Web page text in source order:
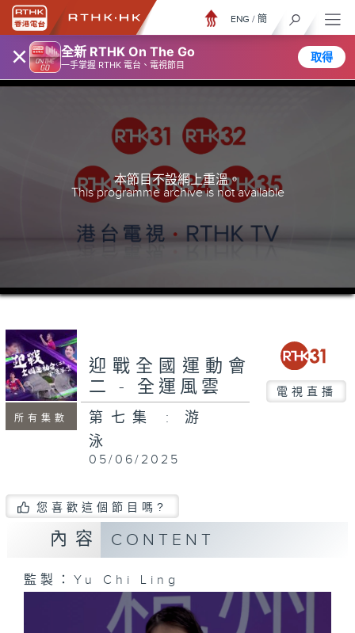
× 全新 RTHK On The Go
一手掌握 RTHK 電台、電視節目
取得
ENG / 簡
本節目不設網上重溫。
This programme archive is not available
所有集數
迎戰全國運動會
二 - 全運風雲
電視直播
第七集 : 游
泳
05/06/2025
您喜歡這個節目嗎?
內容 CONTENT
監製：Yu Chi Ling